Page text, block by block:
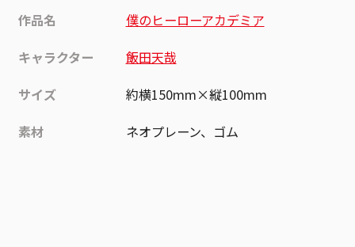
作品名
僕のヒーローアカデミア
キャラクター
飯田天哉
サイズ
約横150mm×縦100mm
素材
ネオプレーン、ゴム